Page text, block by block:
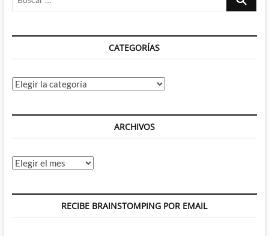
Podemos
el
esta
buenas
manos
CATEGORÍAS
Categorías
ARCHIVOS
Archivos
RECIBE BRAINSTOMPING POR EMAIL